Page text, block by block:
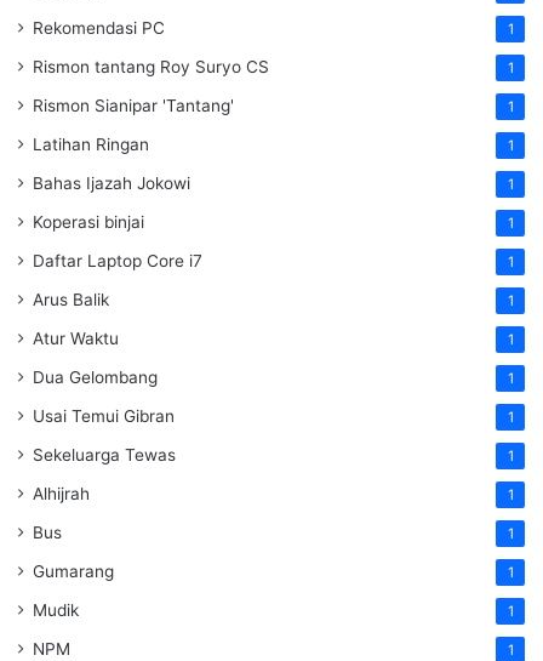
Rekomendasi PC 1
Rismon tantang Roy Suryo CS 1
Rismon Sianipar 'Tantang' 1
Latihan Ringan 1
Bahas Ijazah Jokowi 1
Koperasi binjai 1
Daftar Laptop Core i7 1
Arus Balik 1
Atur Waktu 1
Dua Gelombang 1
Usai Temui Gibran 1
Sekeluarga Tewas 1
Alhijrah 1
Bus 1
Gumarang 1
Mudik 1
NPM 1